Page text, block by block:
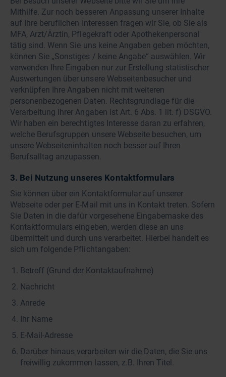
Mithilfe. Zur noch besseren Anpassung unserer Inhalte
auf Ihre beruflichen Interessen fragen wir Sie, ob Sie als
MFA, Arzt/Ärztin, Pflegekraft oder Apothekenpersonal
tätig sind. Wenn Sie uns keine Angaben geben möchten,
können Sie „Sonstiges / keine Angabe“ auswählen. Wir
verwenden Ihre Eingaben nur zur Erstellung statistischer
Auswertungen über unsere Webseitenbesucher und
verknüpfen Ihre Angaben nicht mit weiteren
personenbezogenen Daten. Rechtsgrundlage für die
Verarbeitung Ihrer Angaben ist Art. 6 Abs. 1 lit. f) DSGVO.
Wir haben ein berechtigtes Interesse daran zu erfahren,
welche Berufsgruppen unsere Webseite besuchen, um
unsere Webseiteninhalten noch besser auf Ihren
Berufsalltag anzupassen.
3. Bei Nutzung unseres Kontaktformulars
Sie können über ein Kontaktformular auf unserer
Webseite oder per E-Mail mit uns in Kontakt treten. Sofern
Sie Daten in die dafür vorgesehene Eingabemaske des
Kontaktformulars eingeben, werden diese an uns
übermittelt und durch uns verarbeitet. Hierbei handelt es
sich um folgende Pflichtangaben:
Betreff (Grund der Kontaktaufnahme)
Nachricht
Anrede
Ihr Name
E-Mail-Adresse
Darüber hinaus verarbeiten wir die Daten, die Sie uns
freiwillig zukommen lassen, z.B. Ihren Titel.